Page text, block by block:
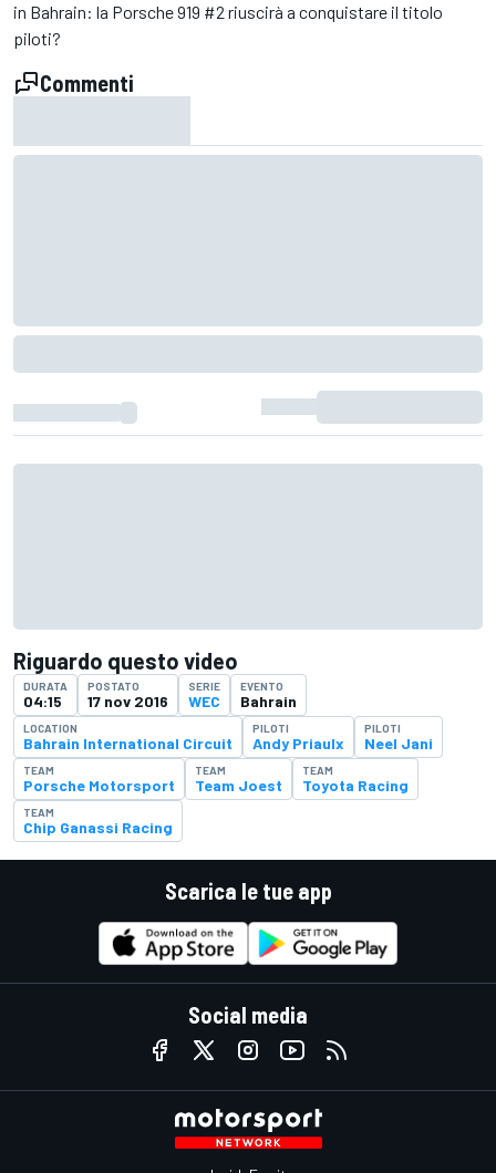
in Bahrain: la Porsche 919 #2 riuscirà a conquistare il titolo
piloti?
Commenti
Riguardo questo video
DURATA
04:15
POSTATO
17 nov 2016
SERIE
WEC
EVENTO
Bahrain
LOCATION
Bahrain International Circuit
PILOTI
Andy Priaulx
PILOTI
Neel Jani
TEAM
Porsche Motorsport
TEAM
Team Joest
TEAM
Toyota Racing
TEAM
Chip Ganassi Racing
Scarica le tue app
Social media